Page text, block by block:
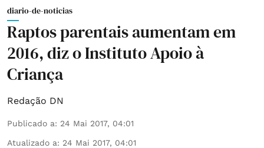
diario-de-noticias
Raptos parentais aumentam em
2016, diz o Instituto Apoio à
Criança
Redação DN
Publicado a: 24 Mai 2017, 04:01
Atualizado a: 24 Mai 2017, 04:01